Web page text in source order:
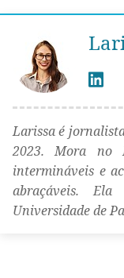
Larissa é
2023. Mora no
intermináveis e
abraçáveis.
Universidade de